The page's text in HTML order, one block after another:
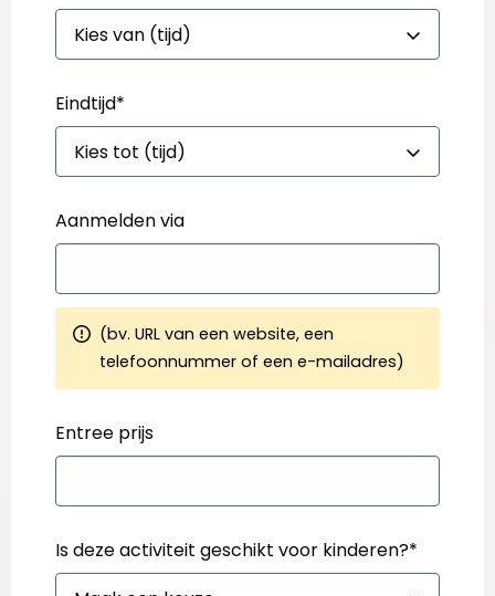
Eindtijd*
Aanmelden via
(bv. URL van een website, een
telefoonnummer of een e-mailadres)
Entree prijs
Is deze activiteit geschikt voor kinderen?*